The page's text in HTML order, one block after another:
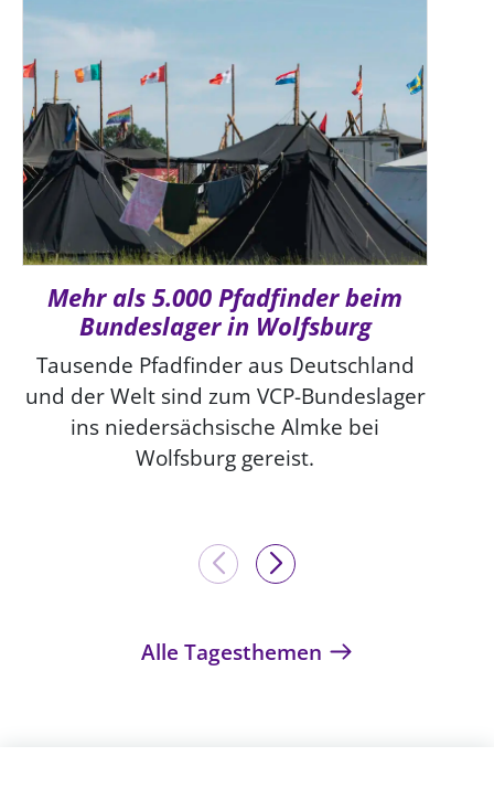
Mehr als 5.000 Pfadfinder beim
Bundeslager in Wolfsburg
Tausende Pfadfinder aus Deutschland
und der Welt sind zum VCP-Bundeslager
ins niedersächsische Almke bei
Wolfsburg gereist.
Alle Tagesthemen